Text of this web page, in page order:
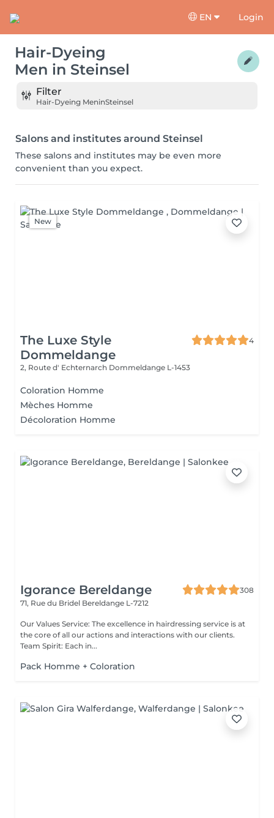
EN Login
Hair-Dyeing
Men in Steinsel
Filter
Hair-Dyeing MeninSteinsel
Salons and institutes around Steinsel
These salons and institutes may be even more
convenient than you expect.
New
The Luxe Style
Dommeldange
4
2, Route d' Echternarch Dommeldange L-1453
Coloration Homme
Mèches Homme
Décoloration Homme
Igorance Bereldange
308
71, Rue du Bridel Bereldange L-7212
Our Values Service: The excellence in hairdressing service is at
the core of all our actions and interactions with our clients.
Team Spirit: Each in...
Pack Homme + Coloration